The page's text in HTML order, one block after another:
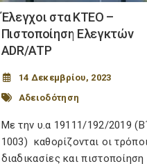
Έλεγχοι στα ΚΤΕΟ –
Πιστοποίηση Ελεγκτών
ADR/ATP
14 Δεκεμβρίου, 2023
Αδειοδότηση
Με την υ.α 19111/192/2019 (Β΄
1003) καθορίζονται οι
διαδικασίες και πιστοποίηση